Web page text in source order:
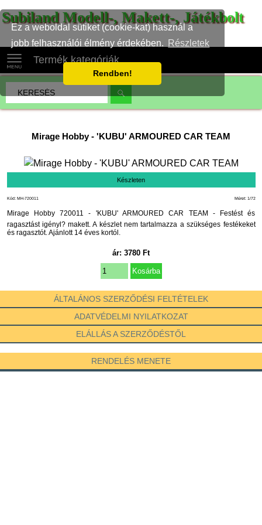
Ez a weboldal sütiket (cookie-kat) használ a
jobb felhasználói élmény érdekében.
Részletek
Rendben!
Subiland Modell-, Makett-, Játékbolt
Termék kategóriák
Mirage Hobby- 'KUBU' ARMOURED CAR TEAM
Készleten
Méret: 1/72
Kód: MH-720011
Mirage Hobby 720011 - 'KUBU' ARMOURED CAR TEAM - Festést és
ragasztást igényl? makett. A készlet nem tartalmazza a szükséges festékeket
és ragasztót. Ajánlott 14 éves kortól.
ár: 3780 Ft
ÁLTALÁNOS SZERZŐDÉSI FELTÉTELEK
ADATVÉDELMI NYILATKOZAT
ELÁLLÁS A SZERZŐDÉSTŐL
RENDELÉS MENETE